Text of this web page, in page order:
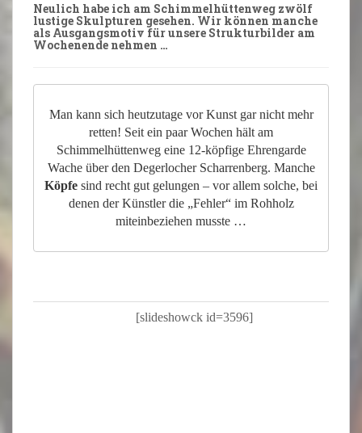
Neulich habe ich am Schimmelhüttenweg zwölf
lustige Skulpturen gesehen. Wir können manche
als Ausgangsmotiv für unsere Strukturbilder am
Wochenende nehmen …
Man kann sich heutzutage vor Kunst gar nicht mehr
retten! Seit ein paar Wochen hält am
Schimmelhüttenweg eine 12-köpfige Ehrengarde
Wache über den Degerlocher Scharrenberg. Manche
Köpfe sind recht gut gelungen – vor allem solche, bei
denen der Künstler die „Fehler“ im Rohholz
miteinbeziehen musste …
[slideshowck id=3596]